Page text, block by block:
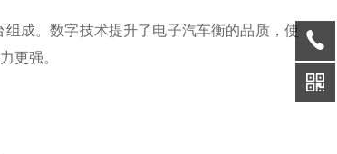
成。数字技术提升了电子汽车衡的品质，使
更强。